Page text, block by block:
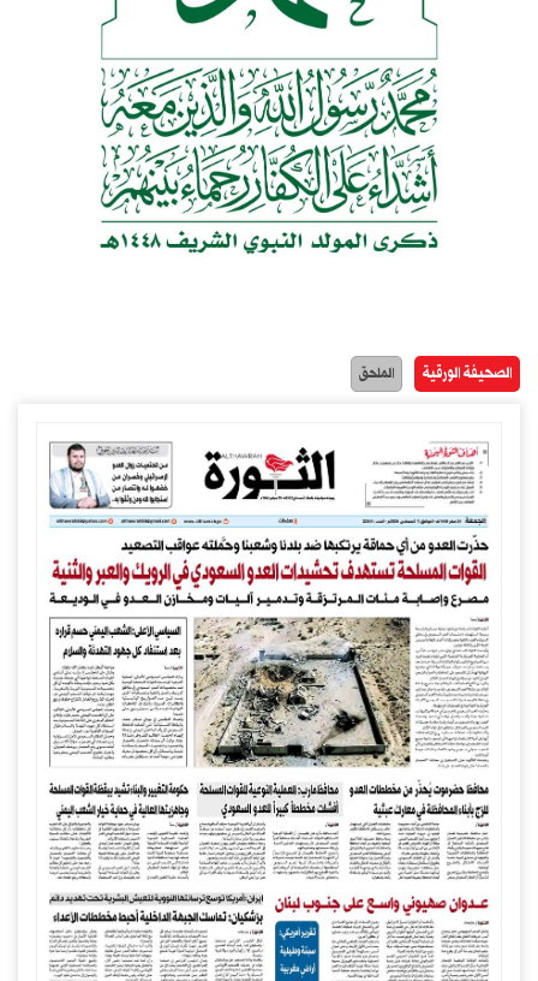
الصحيفة الورقية الملحق